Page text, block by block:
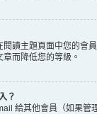
讀主題頁面中您的會
而降低您的等級。
？
給其他會員（如果